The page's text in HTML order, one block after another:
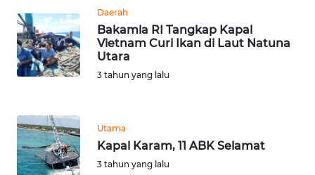
Daerah
Bakamla RI Tangkap Kapal
Vietnam Curi Ikan di Laut Natuna
Utara
3 tahun yang lalu
Utama
Kapal Karam, 11 ABK Selamat
3 tahun yang lalu
WN
SUMSEL
WN
LAMPUNG